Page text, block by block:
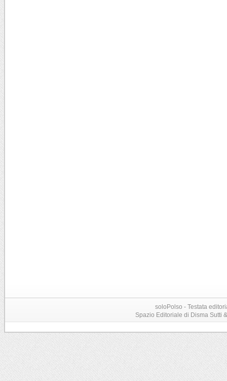
soloPolso - Testata
Spazio Editoriale di Disma Sutti